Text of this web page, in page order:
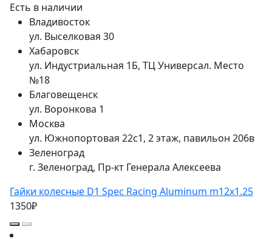
Есть в наличии
Владивосток
ул. Выселковая 30
Хабаровск
ул. Индустриальная 1Б, ТЦ Универсал. Место
№18
Благовещенск
ул. Воронкова 1
Москва
ул. Южнопортовая 22с1, 2 этаж, павильон 206в
Зеленоград
г. Зеленоград, Пр-кт Генерала Алексеева
Гайки колесные D1 Spec Racing Aluminum m12x1.25
1350₽